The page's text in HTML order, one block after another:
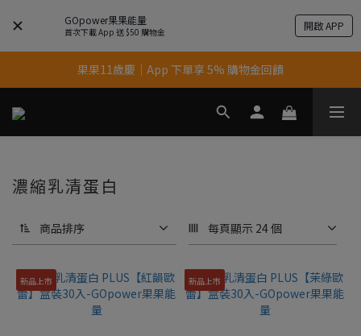
GOpower果果能量
首次下載 App 送 $50 購物金 開啟 APP
果果11歲慶｜App 下單享 5% 購物金回饋
果果11歲慶｜App 下單享 5% 購物金回饋
結帳輸入優惠代碼【gopower】享全單95折優惠！
果果11歲慶｜App 下單享 5% 購物金回饋
濃縮乳清蛋白
商品排序 每頁顯示 24 個
新品上市 新品上市